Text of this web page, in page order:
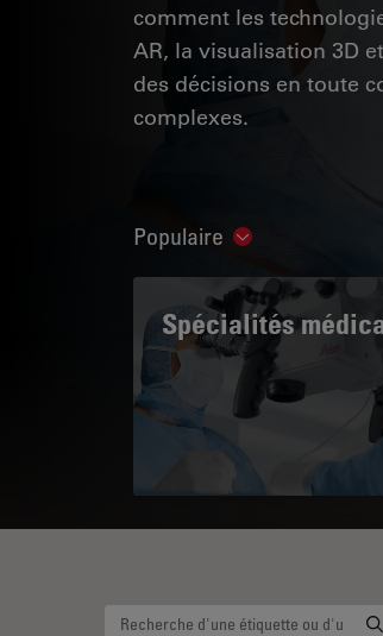
comment les
AR, la visualisation 3D
des décisions en toute
complexes.
Populaire Show
Spécialités